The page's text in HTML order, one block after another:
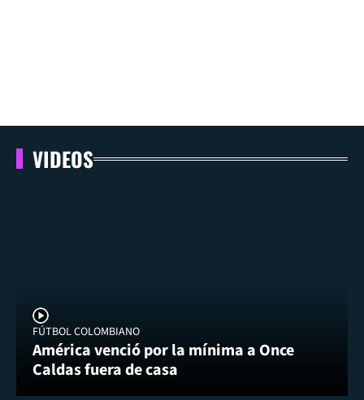
VIDEOS
FÚTBOL COLOMBIANO
América venció por la mínima a Once
Caldas fuera de casa